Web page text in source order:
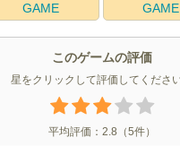
GAME
GAME
このゲームの評価
星をクリックして評価してください
平均評価： 2.8 （5件）